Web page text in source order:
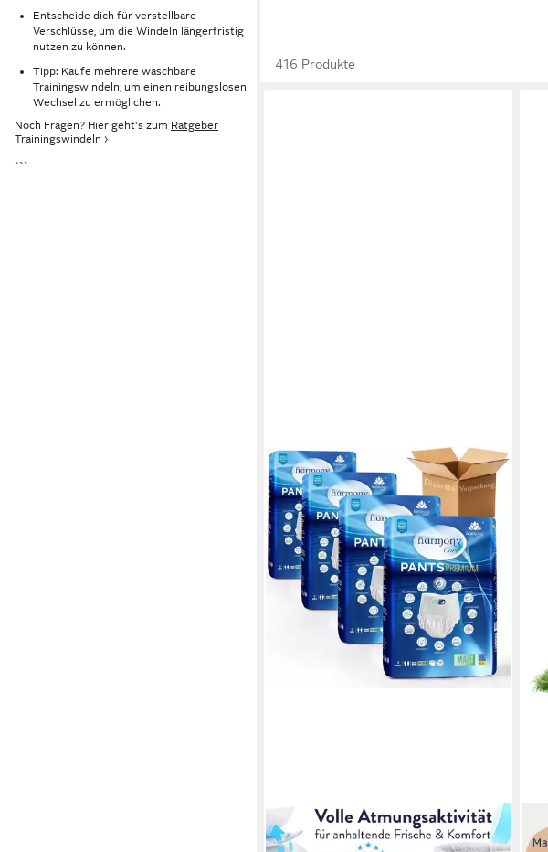
Entscheide dich für verstellbare
Verschlüsse, um die Windeln längerfristig
nutzen zu können.
Tipp: Kaufe mehrere waschbare
Trainingswindeln, um einen reibungslosen
Wechsel zu ermöglichen.
Noch Fragen? Hier geht's zum Ratgeber
Trainingswindeln ›
```
416 Produkte